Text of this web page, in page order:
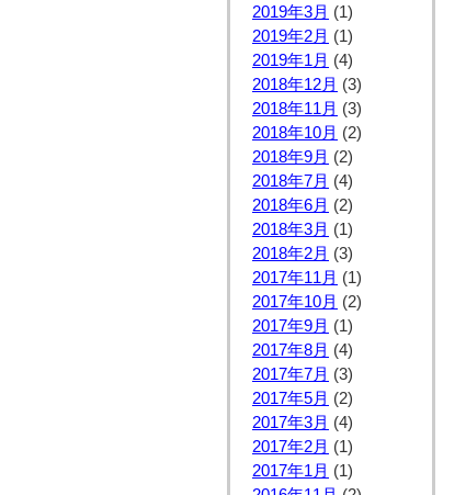
2019年3月 (1)
2019年2月 (1)
2019年1月 (4)
2018年12月 (3)
2018年11月 (3)
2018年10月 (2)
2018年9月 (2)
2018年7月 (4)
2018年6月 (2)
2018年3月 (1)
2018年2月 (3)
2017年11月 (1)
2017年10月 (2)
2017年9月 (1)
2017年8月 (4)
2017年7月 (3)
2017年5月 (2)
2017年3月 (4)
2017年2月 (1)
2017年1月 (1)